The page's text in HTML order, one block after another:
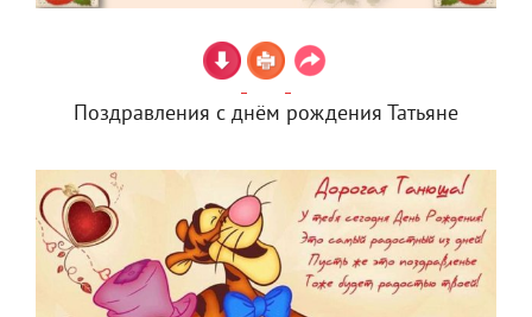
Поздравления с днём рождения Татьяне